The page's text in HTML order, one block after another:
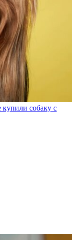
собаку с